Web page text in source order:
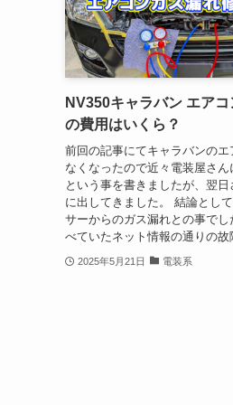
NV350キャラバン エア
の費用はいくら？
前回の記事にてキャラバンのエ
なくなったので近々電装屋さん
という事を書きましたが、翌日
に出してきました。 結論とし
サーからのガス漏れとの事でし
べていたネット情報の通りの故
2025年5月21日 電装系